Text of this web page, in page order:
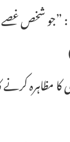
غصے پر
کرنے